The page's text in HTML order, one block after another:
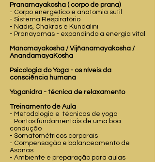
Pranamayakosha ( corpo de prana)
- Corpo energético e anatomia sutil
- Sistema Respiratório
- Nadis, Chakras e Kundalini
- Pranayamas - expandindo a energia vital​
Manomayakosha / Vijñanamayakosha /
AnandamayaKosha
Psicologia do Yoga - os níveis da
consciência humana
Yoganidra​ - técnica de relaxamento
Treinamento de Aula
- Metodologia e técnicas de yoga
- Pontos fundamentais de uma boa
condução
- Somatométricos corporais
- Compensação e balanceamento de
Asanas
- Ambiente e preparação para aulas